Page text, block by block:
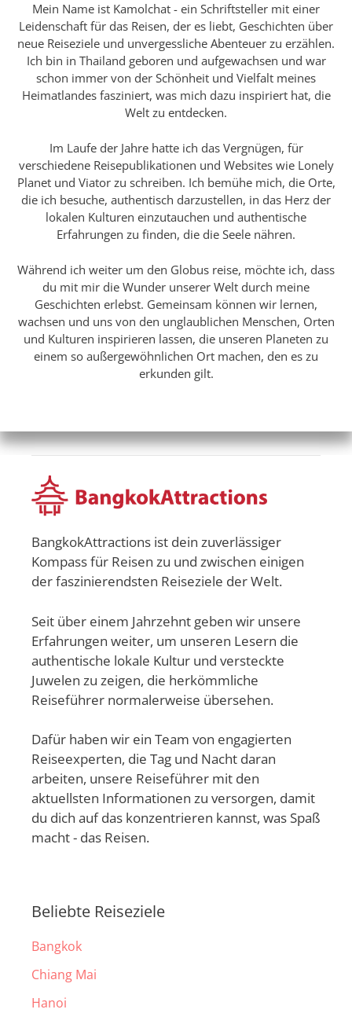
Mein Name ist Kamolchat - ein Schriftsteller mit einer
Leidenschaft für das Reisen, der es liebt, Geschichten über
neue Reiseziele und unvergessliche Abenteuer zu erzählen.
Ich bin in Thailand geboren und aufgewachsen und war
schon immer von der Schönheit und Vielfalt meines
Heimatlandes fasziniert, was mich dazu inspiriert hat, die
Welt zu entdecken.
Im Laufe der Jahre hatte ich das Vergnügen, für
verschiedene Reisepublikationen und Websites wie Lonely
Planet und Viator zu schreiben. Ich bemühe mich, die Orte,
die ich besuche, authentisch darzustellen, in das Herz der
lokalen Kulturen einzutauchen und authentische
Erfahrungen zu finden, die die Seele nähren.
Während ich weiter um den Globus reise, möchte ich, dass
du mit mir die Wunder unserer Welt durch meine
Geschichten erlebst. Gemeinsam können wir lernen,
wachsen und uns von den unglaublichen Menschen, Orten
und Kulturen inspirieren lassen, die unseren Planeten zu
einem so außergewöhnlichen Ort machen, den es zu
erkunden gilt.
BangkokAttractions ist dein zuverlässiger
Kompass für Reisen zu und zwischen einigen
der faszinierendsten Reiseziele der Welt.
Seit über einem Jahrzehnt geben wir unsere
Erfahrungen weiter, um unseren Lesern die
authentische lokale Kultur und versteckte
Juwelen zu zeigen, die herkömmliche
Reiseführer normalerweise übersehen.
Dafür haben wir ein Team von engagierten
Reiseexperten, die Tag und Nacht daran
arbeiten, unsere Reiseführer mit den
aktuellsten Informationen zu versorgen, damit
du dich auf das konzentrieren kannst, was Spaß
macht - das Reisen.
Beliebte Reiseziele
Bangkok
Chiang Mai
Hanoi